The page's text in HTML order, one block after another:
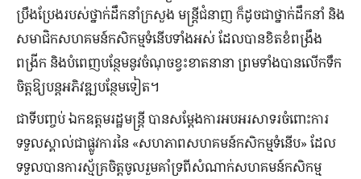
ប្រឹងប្រែងរបស់ថ្នាក់ដឹកនាំក្រសួង មន្ត្រីជំនាញ ក៏ដូចជាថ្នាក់ដឹកនាំ និង
សមាជិកសហគមន៍កសិកម្មទំនើបទាំងអស់ ដែលបានខិតខំពង្រឹង
ពង្រីក និងបំពេញបន្ថែមនូវចំណុចខ្វះខាតនានា ព្រមទាំងបានលើកទឹក
ចិត្តឱ្យបន្តអភិវឌ្ឍបន្ថែមទៀត។
ជាទីបញ្ចប់ ឯកឧត្តមរដ្ឋមន្ត្រី បានសម្តែងការអបអរសាទរចំពោះការ
ទទួលស្គាល់ជាផ្លូវការនៃ «សហភាពសហគមន៍កសិកម្មទំនើប» ដែល
ទទួលបានការស្ម័គ្រចិត្តចូលរួមគាំទ្រពីសំណាក់សហគមន៍កសិកម្ម